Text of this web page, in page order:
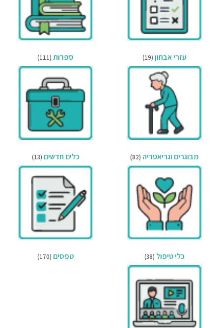
עזרי אבחון (19) ספרות (111)
מבוגרים וגריאטריה (82) כלים חדשים (13)
כלי טיפול (38) טפסים (170)